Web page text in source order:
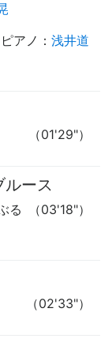
ピアノ ： 浅井道
（01'29"）
ルース
（03'18"）
る
（02'33"）